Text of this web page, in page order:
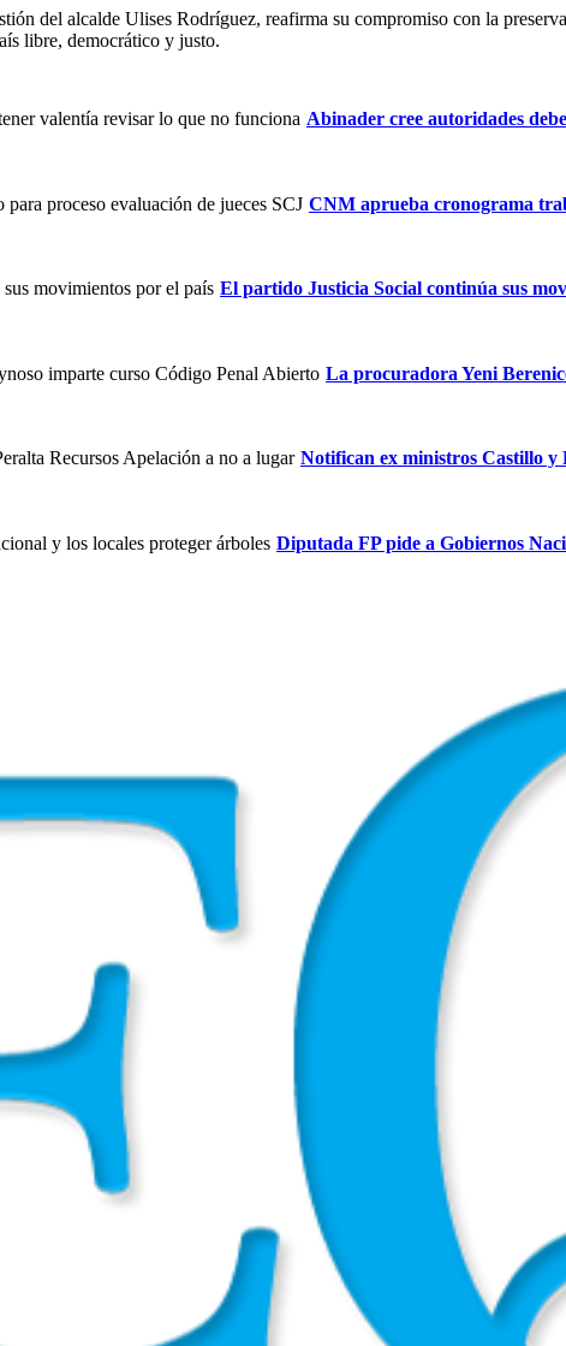
del alcalde Ulises Rodríguez, reafirma su compromiso con la
libre, democrático y justo.
Abinader cree autoridades
CNM aprueba cronograma
El partido Justicia Social continúa sus
La procuradora Yeni
Notifican ex ministros Castillo y
Diputada FP pide a Gobiernos